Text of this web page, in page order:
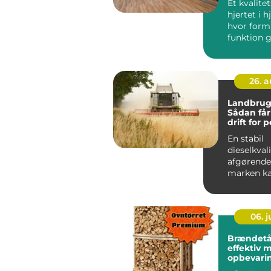
Et
hjertet i
hvor
funktion
26.
Sådan
drift for
En stabil
marken
N&ari...
06.
effektiv